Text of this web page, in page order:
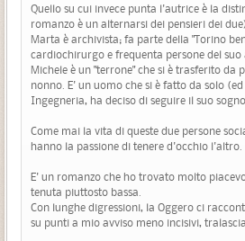
Quello su cui invece punta l'autrice è la
romanzo è un alternarsi dei pensieri dei
Marta è archivista; fa parte della "Torino
cardiochirurgo e frequenta persone del suo
Michele è un "terrone" che si è trasferito
nonno. E' un uomo che si è fatto da solo
Ingegneria, ha deciso di seguire il suo
Come mai la vita di queste due persone
hanno la passione di tenere d'occhio l'altro.
E' un romanzo che ho trovato molto
tenuta piuttosto bassa.
Con lunghe digressioni, la Oggero ci
su punti a mio avviso meno incisivi,